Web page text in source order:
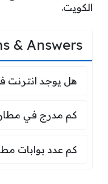
الكويت.
& Answers
هل يوجد
هل يوجد انترنت
كم مدرج في
كم مدرج في
كم عدد
كم عدد بوابات